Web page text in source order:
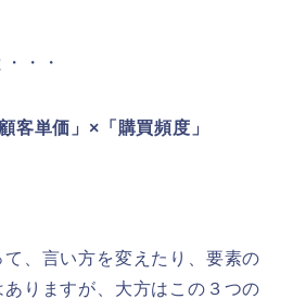
・・
客単価」×「購買頻度」
、言い方を変えたり、要素の
りますが、大方はこの３つの